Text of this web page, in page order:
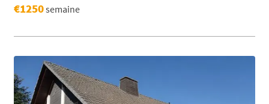
€1250semaine